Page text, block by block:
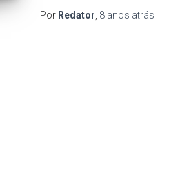
Por Redator 8 anos atrás